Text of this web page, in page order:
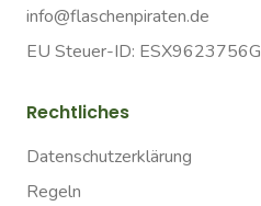
info@flaschenpiraten.de
EU Steuer-ID: ESX9623756G
Rechtliches
Datenschutzerklärung
Regeln